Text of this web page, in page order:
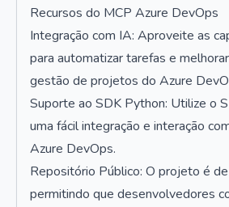
Recursos do MCP Azure DevOps
Integração com IA: Aproveite as
para automatizar tarefas e
gestão de projetos do Azure
Suporte ao SDK Python: Utilize o
uma fácil integração e interação
Azure DevOps.
Repositório Público: O projeto é
permitindo que desenvolvedores